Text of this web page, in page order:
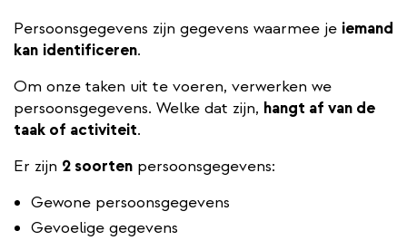
Persoonsgegevens zijn gegevens waarmee je iemand
kan identificeren.
Om onze taken uit te voeren, verwerken we
persoonsgegevens. Welke dat zijn, hangt af van de
taak of activiteit.
Er zijn 2 soorten persoonsgegevens:
Gewone persoonsgegevens
Gevoelige gegevens